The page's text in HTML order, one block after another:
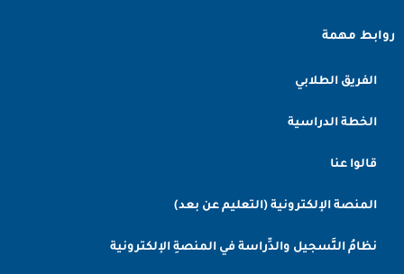
روابط مهمة
الفريق الطلابي
الخطة الدراسية
قالوا عنا
المنصة الإلكترونية (التعليم عن بعد)
نظامُ التَّسجيل والدِّراسة في المنصةِ الإلكترونية